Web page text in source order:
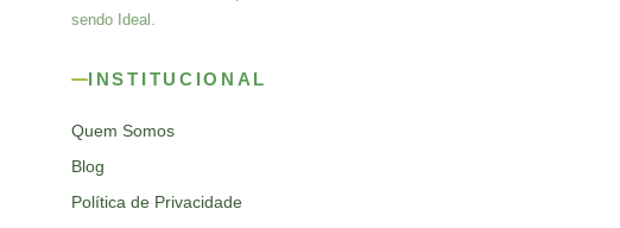
sendo Ideal.
INSTITUCIONAL
Quem Somos
Blog
Política de Privacidade